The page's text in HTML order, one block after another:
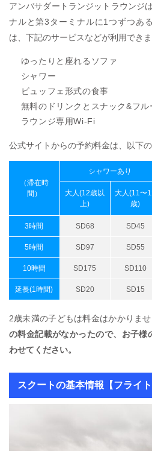
アンバサダートランジットラウンジ
ナルと第3ターミナルに1つずつあ
は、下記のサービスなどが利用できま
ゆったりと座れるソファ
シャワー
ビュッフェ形式の食事
無料のドリンクとスナック&フル
ラウンジ専用Wi-Fi
公式サイトからの予約料金は、以下の
（滞在時
間）
シャワーあり
大人(12歳以
上)
大人(11〜
歳)
3時間 SD68 SD45
5時間 SD97 SD55
10時間 SD175 SD110
延長(1時間) SD20 SD15
2歳未満の子どもは料金はかかりま
の料金記載がなかったので、お子様
わせてください。
スクートの基本情報【フライ